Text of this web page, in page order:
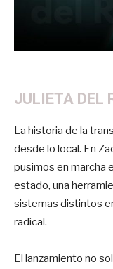
JULIETA DEL
La historia de la
desde lo local. En
pusimos en marcha
estado, una
sistemas distintos
radical.
El lanzamiento no